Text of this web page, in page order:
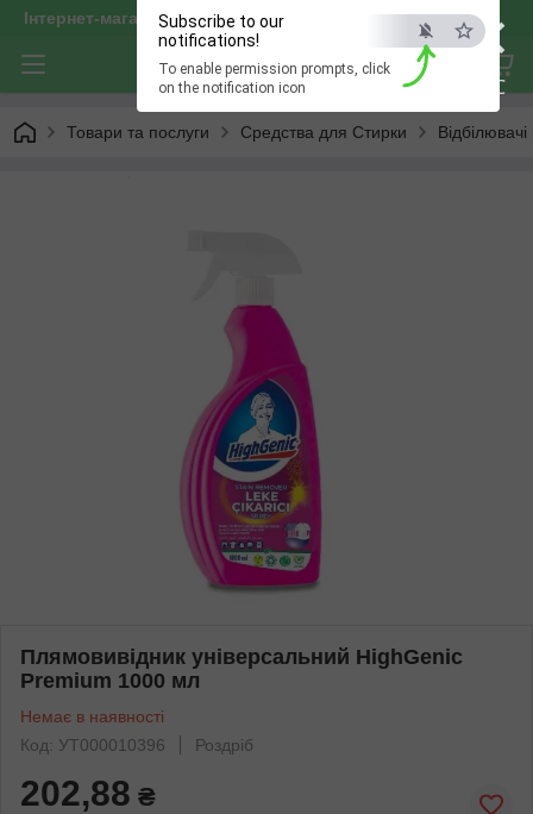
×
ESC
Subscribe to our
notifications!
To enable permission prompts, click
on the notification icon
Інтернет-магазин "optservis"
Товари та послуги Средства для Стирки
Плямовивідник універсальний HighGenic
Premium 1000 мл
Немає в наявності
Код: УТ000010396
Роздріб
202,88 ₴